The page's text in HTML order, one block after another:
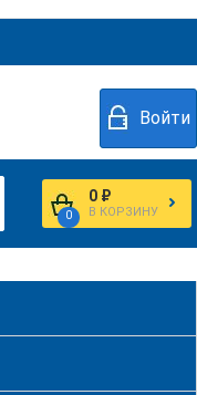
Войти
0
0 ₽
В КОРЗИНУ